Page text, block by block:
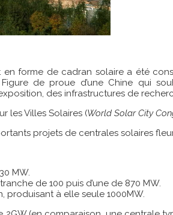
forme de cadran solaire a été
de proue d’une Chine qui
des infrastructures de
les Villes Solaires (World Solar City
projets de centrales solaires
MW.
de 100 puis d’une de 870 MW.
produisant à elle seule 1000MW.